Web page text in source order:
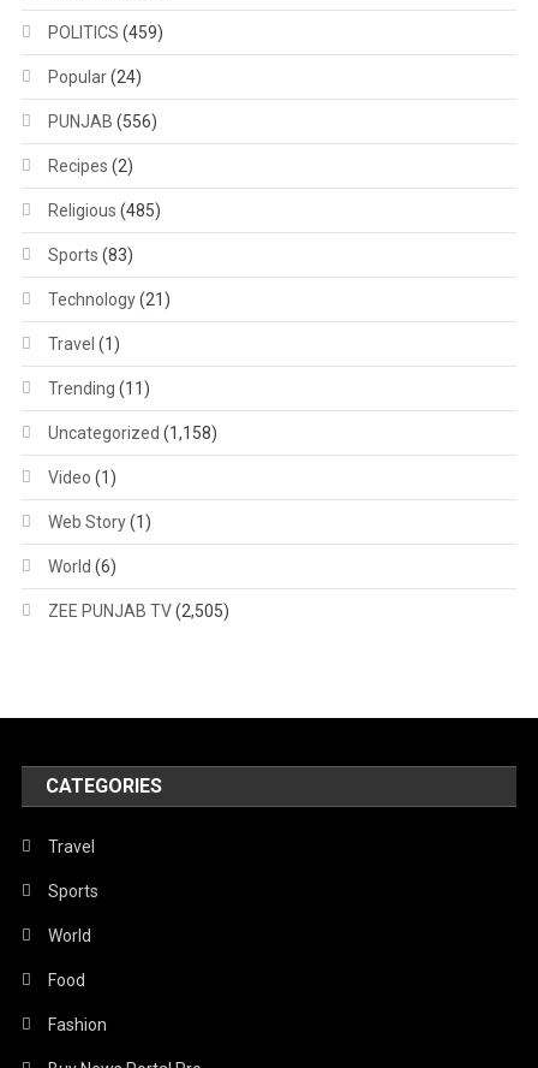
POLITICS (459)
Popular(24)
PUNJAB (556)
Recipes (2)
Religious (485)
Sports (83)
Technology(21)
Travel (1)
Trending (11)
Uncategorized (1,158)
Video (1)
Web Story(1)
World (6)
ZEE PUNJAB TV(2,505)
CATEGORIES
Travel
Sports
World
Food
Fashion